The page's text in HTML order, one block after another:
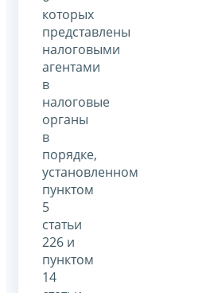
которых
представлены
налоговыми
агентами
в
налоговые
органы
в
порядке,
установленном
пунктом
5
статьи
226 и
пунктом
14